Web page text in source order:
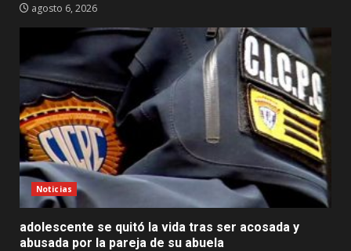
agosto 6, 2026
Noticias
adolescente se quitó la vida tras ser acosada y
abusada por la pareja de su abuela